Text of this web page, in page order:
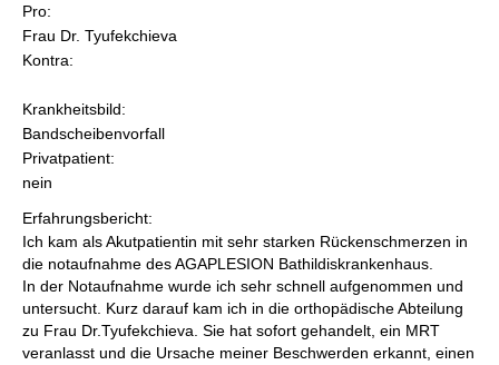
Pro:
Frau Dr. Tyufekchieva
Kontra:
Krankheitsbild:
Bandscheibenvorfall
Privatpatient:
nein
Erfahrungsbericht:
Ich kam als Akutpatientin mit sehr starken Rückenschmerzen in
die notaufnahme des AGAPLESION Bathildiskrankenhaus.
In der Notaufnahme wurde ich sehr schnell aufgenommen und
untersucht. Kurz darauf kam ich in die orthopädische Abteilung
zu Frau Dr.Tyufekchieva. Sie hat sofort gehandelt, ein MRT
veranlasst und die Ursache meiner Beschwerden erkannt, einen